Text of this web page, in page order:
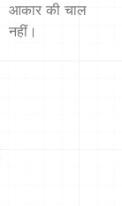
आकार की चाल
नहीं।